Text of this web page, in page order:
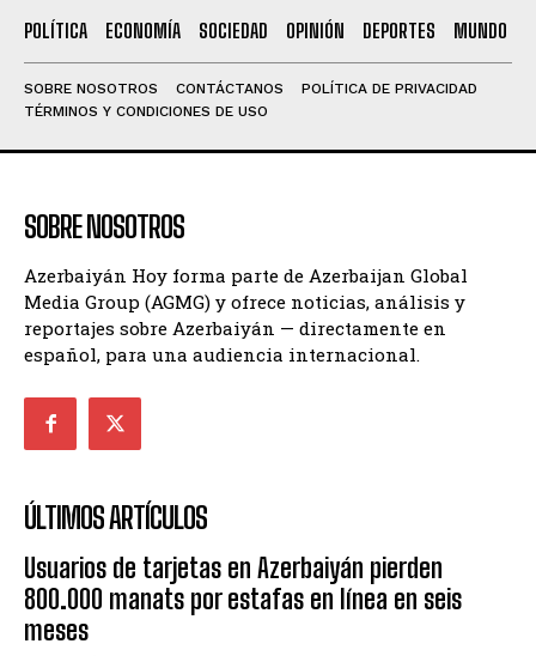
POLÍTICA ECONOMÍA SOCIEDAD OPINIÓN DEPORTES MUNDO
SOBRE NOSOTROS CONTÁCTANOS
POLÍTICA DE PRIVACIDAD
TÉRMINOS Y CONDICIONES DE USO
SOBRE NOSOTROS
Azerbaiyán Hoy forma parte de Azerbaijan Global
Media Group (AGMG) y ofrece noticias, análisis y
reportajes sobre Azerbaiyán — directamente en
español, para una audiencia internacional.
ÚLTIMOS ARTÍCULOS
Usuarios de tarjetas en Azerbaiyán pierden
800.000 manats por estafas en línea en seis
meses